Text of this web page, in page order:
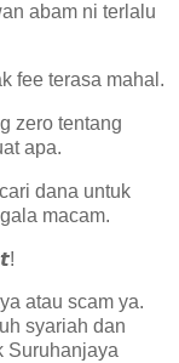
abam ni terlalu
fee terasa mahal.
zero tentang
apa.
dana untuk
macam.
atau scam ya.
syariah dan
Suruhanjaya